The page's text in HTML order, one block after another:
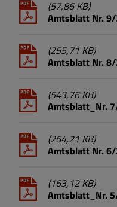
(57,86 KB)
Amtsblatt Nr.
(255,71 KB)
Amtsblatt Nr.
(543,76 KB)
Amtsblatt_Nr.
(264,21 KB)
Amtsblatt Nr.
(163,12 KB)
Amtsblatt_Nr.